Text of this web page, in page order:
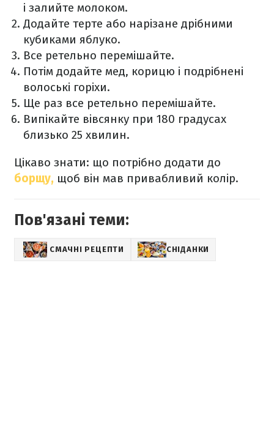
і залийте молоком.
Додайте терте або нарізане дрібними
кубиками яблуко.
Все ретельно перемішайте.
Потім додайте мед, корицю і подрібнені
волоські горіхи.
Ще раз все ретельно перемішайте.
Випікайте вівсянку при 180 градусах
близько 25 хвилин.
Цікаво знати: що потрібно додати до
борщу, щоб він мав привабливий колір.
Пов'язані теми:
СМАЧНІ РЕЦЕПТИ СНІДАНКИ